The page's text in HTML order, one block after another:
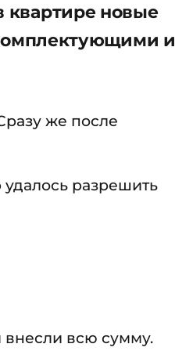
новые
и
же после
удалось разрешить
всю сумму.